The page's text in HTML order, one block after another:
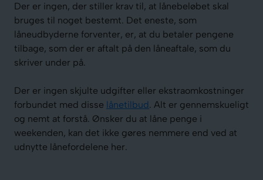
Der er ingen, der stiller krav til, at lånebeløbet skal
bruges til noget bestemt. Det eneste, som
låneudbyderne forventer, er, at du betaler pengene
tilbage, som der er aftalt på den låneaftale, som du
skriver under på.
Der er ingen skjulte udgifter eller ekstraomkostninger
forbundet med disse lånetilbud. Alt er gennemskueligt
og nemt at forstå. Ønsker du at låne penge i
weekenden, kan det ikke gøres nemmere end ved at
udnytte lånefordelene her.